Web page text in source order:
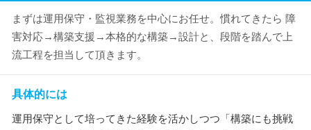
まずは運用保守・監視業務を中心にお任せ。慣れてきたら 障
害対応→構築支援→本格的な構築→設計と、段階を踏んで上
流工程を担当して頂きます。
具体的には
運用保守として培ってきた経験を活かしつつ「構築にも挑戦